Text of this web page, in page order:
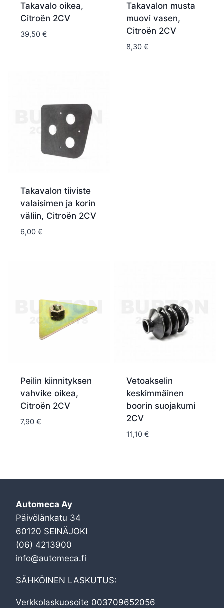
Takavalo oikea,
Citroën 2CV
39,50 €
Takavalon musta
muovi vasen,
Citroën 2CV
8,30 €
Takavalon tiiviste
valaisimen ja korin
väliin, Citroën 2CV
6,00 €
Peilin kiinnityksen
vahvike oikea,
Citroën 2CV
7,90 €
Vetoakselin
keskimmäinen
boorin suojakumi
2CV
11,10 €
Automeca Ay
Päivölänkatu 34
60120 SEINÄJOKI
(06) 4213900
info@automeca.fi
SÄHKÖINEN LASKUTUS:
Verkkolaskuosoite 003709652056